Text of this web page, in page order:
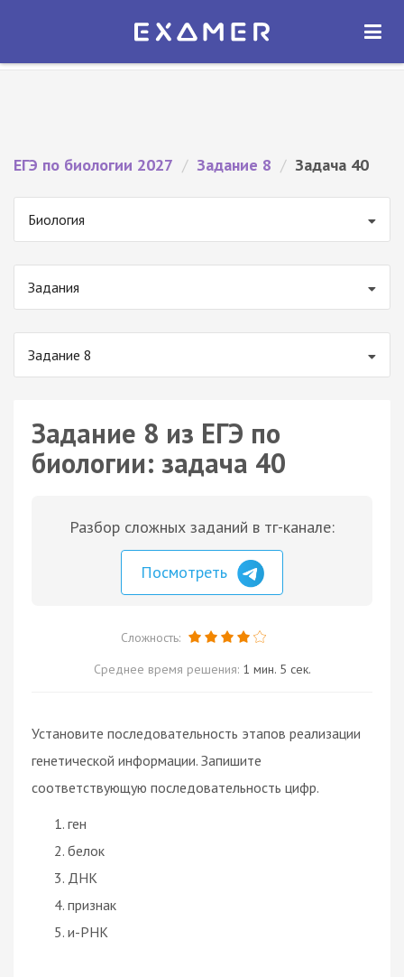
Экзамер — ЕГЭ 2027
ОТКРЫТЬ
ЕГЭ по биологии 2027 / Задание 8 / Задача 40
Биология
Задания
Задание 8
Задание 8 из ЕГЭ по
биологии: задача 40
Разбор сложных заданий в тг-канале:
Посмотреть
Сложность:
Среднее время решения: 1 мин. 5 сек.
Установите последовательность этапов реализации
генетической информации. Запишите
соответствующую последовательность цифр.
ген
белок
ДНК
признак
и-РНК